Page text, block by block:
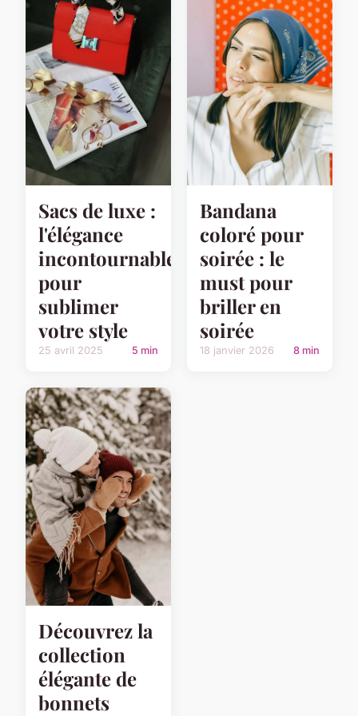
Sacs de luxe :
l'élégance
incontournable
pour
sublimer
votre style
25 avril 2025 5 min
Bandana
coloré pour
soirée : le
must pour
briller en
soirée
18 janvier 2026 8 min
Découvrez la
collection
élégante de
bonnets